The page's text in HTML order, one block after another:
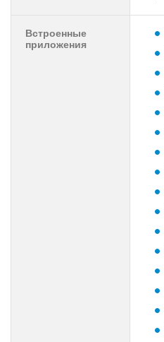
Встроенные
приложения